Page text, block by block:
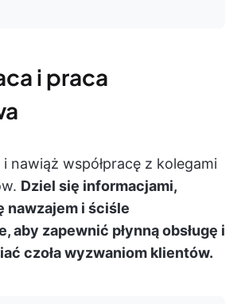
i praca
nawiąż współpracę z kolegami
Dziel się informacjami,
nawzajem i ściśle
aby zapewnić płynną obsługę i
czoła wyzwaniom klientów.